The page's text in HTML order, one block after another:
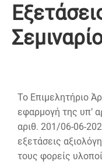
To Επιμελητήριο
εφαρμογή της υπ’
αριθ. 201/06-06-
εξετάσεις
τους φορείς